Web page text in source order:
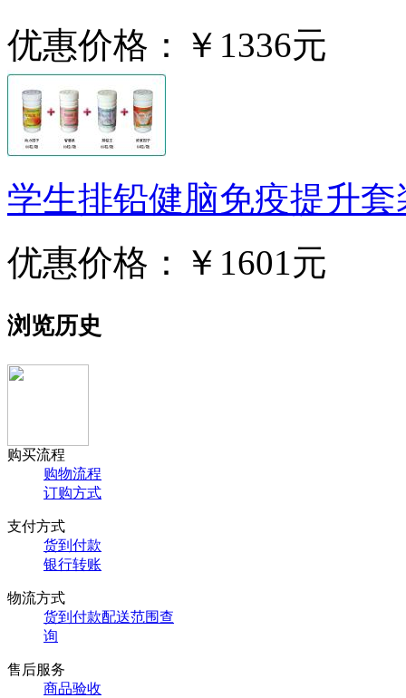
优惠价格：
￥1336元
学生排铅健脑免疫提升套
优惠价格：
￥1601元
浏览历史
购买流程
购物流程
订购方式
支付方式
货到付款
银行转账
物流方式
货到付款配送范围查
询
售后服务
商品验收